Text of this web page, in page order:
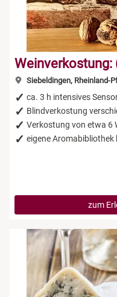
Weinverkostung:
Siebeldingen, Rheinland-
ca. 3 h intensives
Blindverkostung
Verkostung von etwa 6
eigene Aromabibliothek
zum